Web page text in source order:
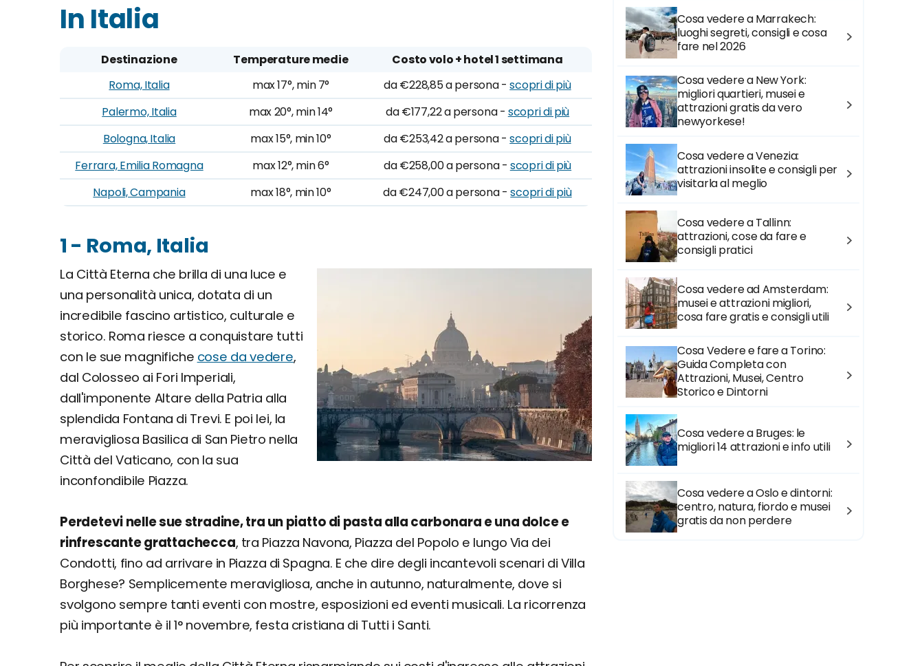
In Italia
Destinazione Temperature medie
Costo volo + hotel 1 settimana
Roma, Italia
max 17°, min 7° da €228,85 a persona -scopri di più
Palermo, Italia
max 20°, min 14° da €177,22 a persona - scopri di più
Bologna, Italia
max 15°, min 10° da €253,42 a persona -scopri di più
Ferrara, Emilia Romagna
max 12°, min 6° da €258,00 a persona - scopri di più
Napoli, Campania
max 18°, min 10° da €247,00 a persona -scopri di più
1 - Roma, Italia
La Città Eterna che brilla di una luce e
una personalità unica, dotata di un
incredibile fascino artistico, culturale e
storico. Roma riesce a conquistare tutti
con le sue magnifiche cose da vedere,
dal Colosseo ai Fori Imperiali,
dall'imponente Altare della Patria alla
splendida Fontana di Trevi. E poi lei, la
meravigliosa Basilica di San Pietro nella
Città del Vaticano, con la sua
inconfondibile Piazza.
Perdetevi nelle sue stradine, tra un piatto di pasta alla carbonara e una dolce e
rinfrescante grattachecca, tra Piazza Navona, Piazza del Popolo e lungo Via dei
Condotti, fino ad arrivare in Piazza di Spagna. E che dire degli incantevoli scenari di Villa
Borghese? Semplicemente meravigliosa, anche in autunno, naturalmente, dove si
svolgono sempre tanti eventi con mostre, esposizioni ed eventi musicali. La ricorrenza
più importante è il 1° novembre, festa cristiana di Tutti i Santi.
Cosa vedere a Marrakech:
luoghi segreti, consigli e cosa
fare nel 2026
Cosa vedere a New York:
migliori quartieri, musei e
attrazioni gratis da vero
newyorkese!
Cosa vedere a Venezia:
attrazioni insolite e consigli per
visitarla al meglio
Cosa vedere a Tallinn:
attrazioni, cose da fare e
consigli pratici
Cosa vedere ad Amsterdam:
musei e attrazioni migliori,
cosa fare gratis e consigli utili
Cosa Vedere e fare a Torino:
Guida Completa con
Attrazioni, Musei, Centro
Storico e Dintorni
Cosa vedere a Bruges: le
migliori 14 attrazioni e info utili
Cosa vedere a Oslo e dintorni:
centro, natura, fiordo e musei
gratis da non perdere